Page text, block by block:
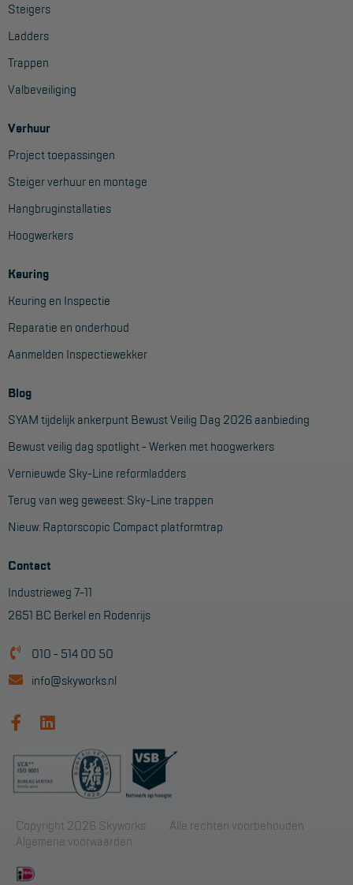
Steigers
Ladders
Trappen
Valbeveiliging
Verhuur
Project toepassingen
Steiger verhuur en montage
Hangbruginstallaties
Hoogwerkers
Keuring
Keuring en Inspectie
Reparatie en onderhoud
Aanmelden Inspectiewekker
Blog
SYAM tijdelijk ankerpunt Bewust Veilig Dag 2026 aanbieding
Bewust veilig dag spotlight - Werken met hoogwerkers
Vernieuwde Sky-Line reformladders
Terug van weg geweest: Sky-Line trappen
Nieuw: Raptorscopic Compact platformtrap
Contact
Industrieweg 7-11
2651 BC Berkel en Rodenrijs
010 - 514 00 50
info@skyworks.nl
Copyright 2026 Skyworks
Alle rechten voorbehouden
Algemene voorwaarden